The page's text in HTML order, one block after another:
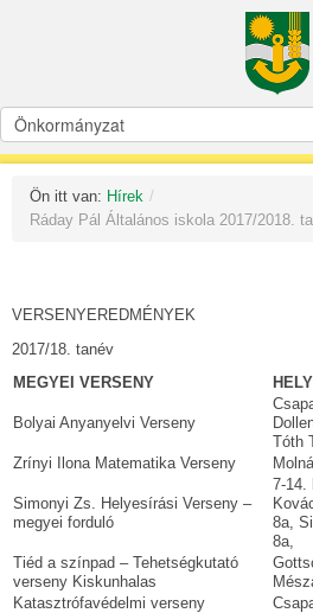
Ön itt van: Hírek /
Ráday Pál Általános iskola 2017/2018.
VERSENYEREDMÉNYEK
2017/18. tanév
MEGYEI VERSENY
Bolyai Anyanyelvi Verseny
Tóth
Zrínyi Ilona Matematika Verseny
Simonyi Zs. Helyesírási Verseny –
megyei forduló
7-14.
8a,
8a,
Tiéd a színpad – Tehetségkutató
verseny Kiskunhalas
Katasztrófavédelmi verseny